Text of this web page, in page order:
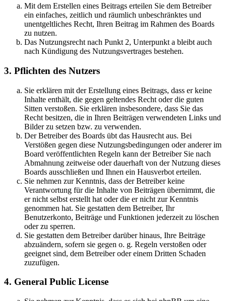
Mit dem Erstellen eines Beitrags erteilen Sie dem Betreiber
ein einfaches, zeitlich und räumlich unbeschränktes und
unentgeltliches Recht, Ihren Beitrag im Rahmen des Boards
zu nutzen.
Das Nutzungsrecht nach Punkt 2, Unterpunkt a bleibt auch
nach Kündigung des Nutzungsvertrages bestehen.
3. Pflichten des Nutzers
Sie erklären mit der Erstellung eines Beitrags, dass er keine
Inhalte enthält, die gegen geltendes Recht oder die guten
Sitten verstoßen. Sie erklären insbesondere, dass Sie das
Recht besitzen, die in Ihren Beiträgen verwendeten Links und
Bilder zu setzen bzw. zu verwenden.
Der Betreiber des Boards übt das Hausrecht aus. Bei
Verstößen gegen diese Nutzungsbedingungen oder anderer im
Board veröffentlichten Regeln kann der Betreiber Sie nach
Abmahnung zeitweise oder dauerhaft von der Nutzung dieses
Boards ausschließen und Ihnen ein Hausverbot erteilen.
Sie nehmen zur Kenntnis, dass der Betreiber keine
Verantwortung für die Inhalte von Beiträgen übernimmt, die
er nicht selbst erstellt hat oder die er nicht zur Kenntnis
genommen hat. Sie gestatten dem Betreiber, Ihr
Benutzerkonto, Beiträge und Funktionen jederzeit zu löschen
oder zu sperren.
Sie gestatten dem Betreiber darüber hinaus, Ihre Beiträge
abzuändern, sofern sie gegen o. g. Regeln verstoßen oder
geeignet sind, dem Betreiber oder einem Dritten Schaden
zuzufügen.
4. General Public License